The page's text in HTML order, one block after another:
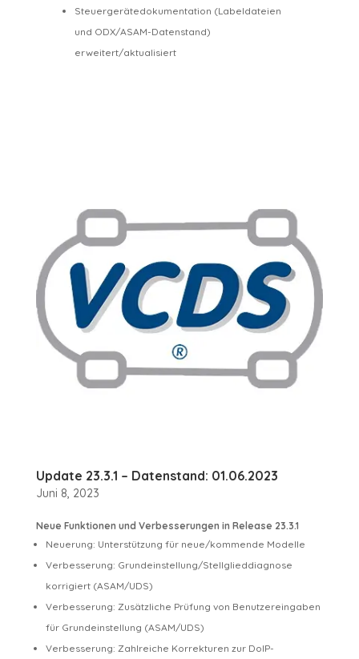
Steuergerätedokumentation (Labeldateien
und ODX/ASAM-Datenstand)
erweitert/aktualisiert
Update 23.3.1 – Datenstand: 01.06.2023
Juni 8, 2023
Neue Funktionen und Verbesserungen in Release 23.3.1
Neuerung: Unterstützung für neue/kommende Modelle
Verbesserung: Grundeinstellung/Stellglieddiagnose
korrigiert (ASAM/UDS)
Verbesserung: Zusätzliche Prüfung von Benutzereingaben
für Grundeinstellung (ASAM/UDS)
Verbesserung: Zahlreiche Korrekturen zur DoIP-